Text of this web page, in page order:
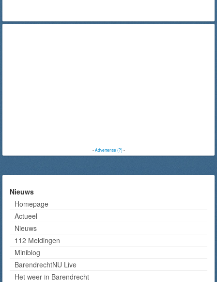
-Advertentie (?)-
Nieuws
Homepage
Actueel
Nieuws
112 Meldingen
Miniblog
BarendrechtNU Live
Het weer in Barendrecht